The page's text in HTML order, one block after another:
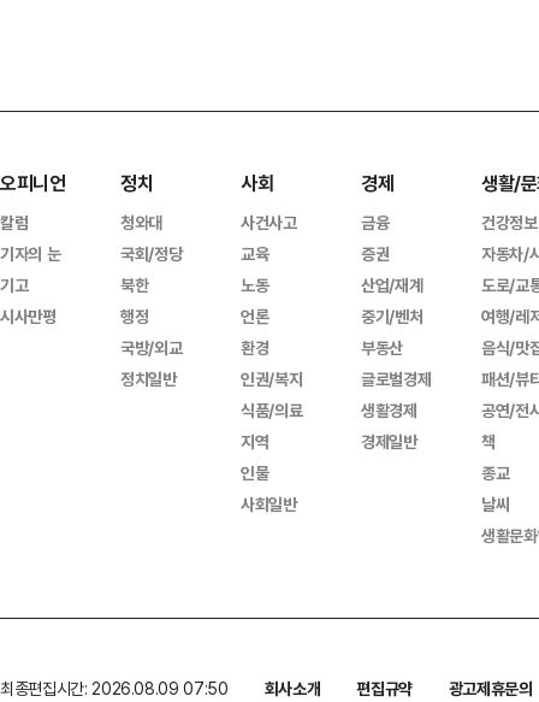
오피니언
칼럼
기자의 눈
기고
시사만평
정치
청와대
국회/정당
북한
행정
국방/외교
정치일반
사회
사건사고
교육
노동
언론
환경
인권/복지
식품/의료
지역
인물
사회일반
경제
금융
증권
산업/재계
중기/벤처
부동산
글로벌경제
생활경제
경제일반
생활/
건강정보
자동차/
도로/교
여행/레
음식/맛
패션/뷰
공연/전
책
종교
날씨
생활문
최종편집시간: 2026.08.09 07:50 회사소개 편집규약
광고제휴문의